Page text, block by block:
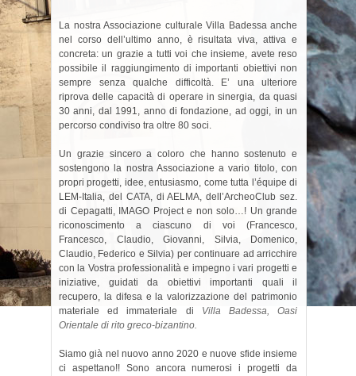
La nostra Associazione culturale Villa Badessa anche
nel corso dell’ultimo anno, è risultata viva, attiva e
concreta: un grazie a tutti voi che insieme, avete reso
possibile il raggiungimento di importanti obiettivi non
sempre senza qualche difficoltà. E’ una ulteriore
riprova delle capacità di operare in sinergia, da quasi
30 anni, dal 1991, anno di fondazione, ad oggi, in un
percorso condiviso tra oltre 80 soci.
Un grazie sincero a coloro che hanno sostenuto e
sostengono la nostra Associazione a vario titolo, con
propri progetti, idee, entusiasmo, come tutta l’équipe di
LEM-Italia, del CATA, di AELMA, dell’ArcheoClub sez.
di Cepagatti, IMAGO Project e non solo…! Un grande
riconoscimento a ciascuno di voi (Francesco,
Francesco, Claudio, Giovanni, Silvia, Domenico,
Claudio, Federico e Silvia) per continuare ad arricchire
con la Vostra professionalità e impegno i vari progetti e
iniziative, guidati da obiettivi importanti quali il
recupero, la difesa e la valorizzazione del patrimonio
materiale ed immateriale di Villa Badessa, Oasi
Orientale di rito greco-bizantino.
Siamo già nel nuovo anno 2020 e nuove sfide insieme
ci aspettano!! Sono ancora numerosi i progetti da